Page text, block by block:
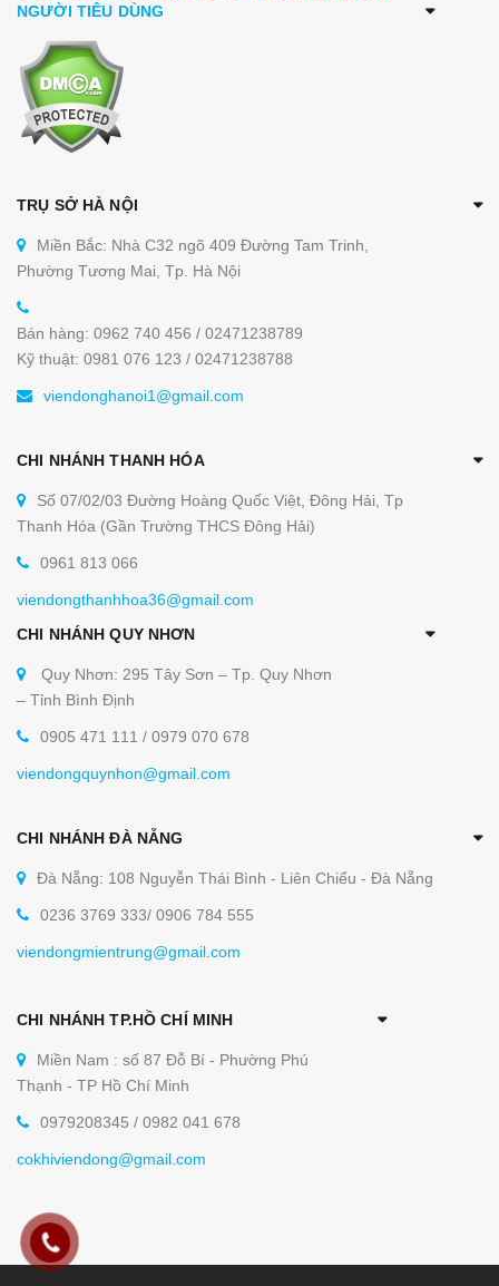
NGƯỜI TIÊU DÙNG
TRỤ SỞ HÀ NỘI
Miền Bắc: Nhà C32 ngõ 409 Đường Tam Trinh,
Phường Tương Mai, Tp. Hà Nội
Bán hàng: 0962 740 456 / 02471238789
Kỹ thuật: 0981 076 123 / 02471238788
viendonghanoi1@gmail.com
CHI NHÁNH THANH HÓA
Số 07/02/03 Đường Hoàng Quốc Việt, Đông Hải, Tp
Thanh Hóa (Gần Trường THCS Đông Hải)
0961 813 066
viendongthanhhoa36@gmail.com
CHI NHÁNH QUY NHƠN
Quy Nhơn: 295 Tây Sơn – Tp. Quy Nhơn
– Tỉnh Bình Định
0905 471 111 / 0979 070 678
viendongquynhon@gmail.com
CHI NHÁNH ĐÀ NẴNG
Đà Nẵng: 108 Nguyễn Thái Bình - Liên Chiểu - Đà Nẵng
0236 3769 333/ 0906 784 555
viendongmientrung@gmail.com
CHI NHÁNH TP.HỒ CHÍ MINH
Miền Nam : số 87 Đỗ Bí - Phường Phú
Thạnh - TP Hồ Chí Minh
0979208345 / 0982 041 678
cokhiviendong@gmail.com